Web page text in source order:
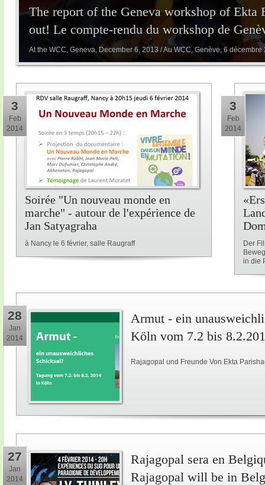
The report of the Geneva workshop of Ekta
out! Le compte-rendu du workshop de
At the WCC, Geneva, December 6, 2013 / Au WCC, Genève, 6 décembre
Soirée "Un nouveau monde en
marche" - autour de l'expérience de
Jan Satyagraha
à Nancy le 6 février, salle Raugraff
3
Feb
2014
Der
in die
3
Feb
2014
28
Jan
2014
Armut - ein
Köln vom 7.2 bis
Rajagopal und Freunde Von Ekta
27
Jan
2014
Rajagopal sera en
Rajagopal will be in